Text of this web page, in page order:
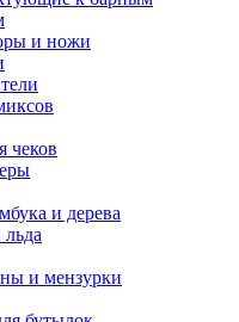
и ножи
чеков
и дерева
и мензурки